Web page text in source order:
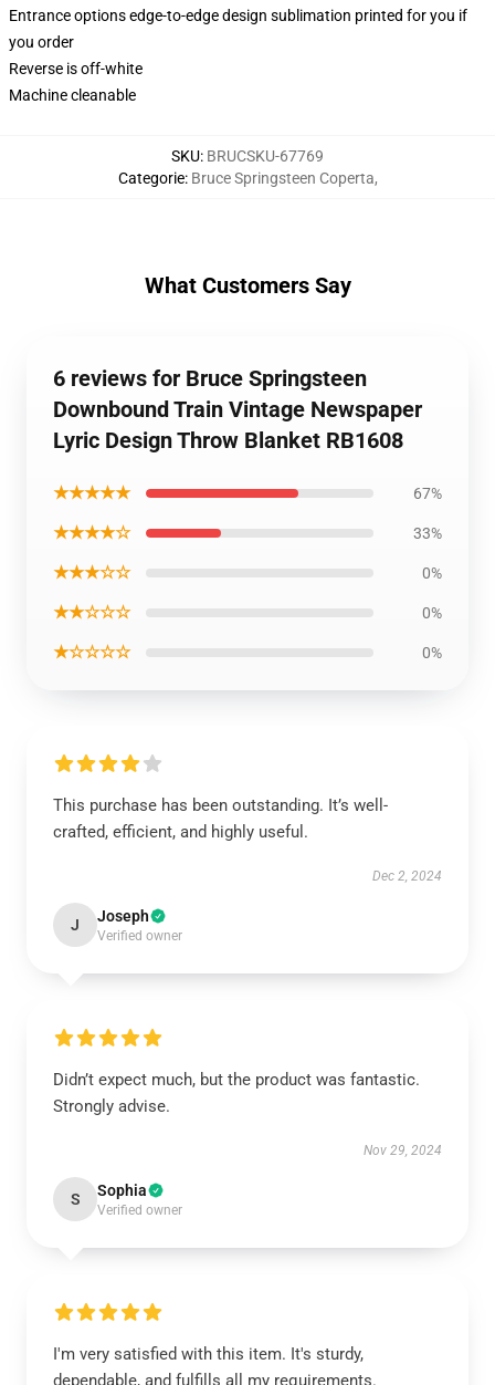
Entrance options edge-to-edge design sublimation printed for you if
you order
Reverse is off-white
Machine cleanable
SKU: BRUCSKU-67769
Categorie: Bruce Springsteen Coperta,
What Customers Say
6 reviews for Bruce Springsteen
Downbound Train Vintage Newspaper
Lyric Design Throw Blanket RB1608
★★★★★ 67%
★★★★☆ 33%
★★★☆☆ 0%
★★☆☆☆ 0%
★☆☆☆☆ 0%
This purchase has been outstanding. It’s well-
crafted, efficient, and highly useful.
Dec 2, 2024
J Joseph
Verified owner
Didn’t expect much, but the product was fantastic.
Strongly advise.
Nov 29, 2024
S Sophia
Verified owner
I'm very satisfied with this item. It's sturdy,
dependable, and fulfills all my requirements.